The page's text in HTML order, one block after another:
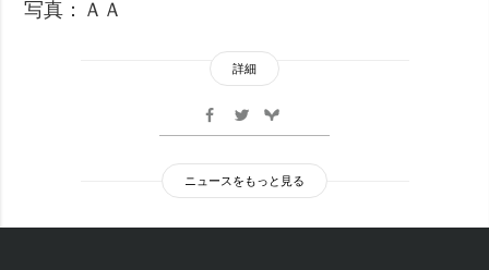
写真：ＡＡ
詳細
ニュースをもっと見る